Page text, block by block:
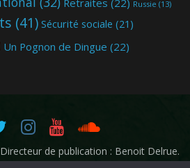
Retraites (22) Russie (13)
(41) Sécurité sociale (21)
Un Pognon de Dingue (22)
de publication : Benoit Delrue.